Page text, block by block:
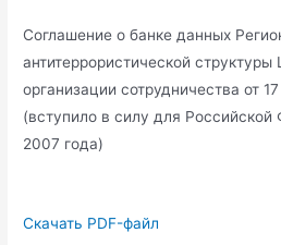
Соглашение о банке данных
антитеррористической структуры
организации сотрудничества от
(вступило в силу для
2007 года)
Скачать PDF-файл